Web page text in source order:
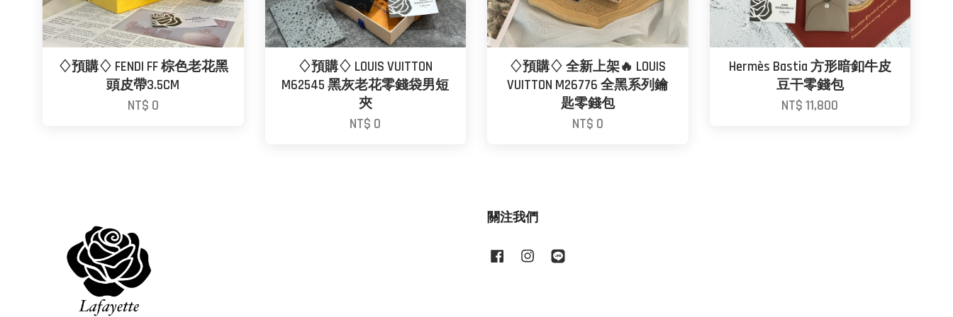
♢預購♢ FENDI FF 棕色老花黑
頭皮帶3.5CM
NT$ 0
♢預購♢ LOUIS VUITTON
M62545 黑灰老花零錢袋男短
夾
NT$ 0
♢預購♢ 全新上架🔥 LOUIS
VUITTON M26776 全黑系列鑰
匙零錢包
NT$ 0
Hermès Bastia 方形暗釦牛皮
豆干零錢包
NT$ 11,800
關注我們
FacebookInstagram